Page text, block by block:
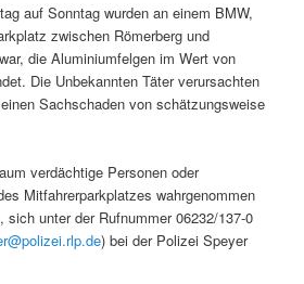
auf Sonntag wurden an einem BMW,
zwischen Römerberg und
die Aluminiumfelgen im Wert von
Die Unbekannten Täter verursachten
Sachschaden von schätzungsweise
verdächtige Personen oder
Mitfahrerparkplatzes wahrgenommen
sich unter der Rufnummer 06232/137-0
) bei der Polizei Speyer